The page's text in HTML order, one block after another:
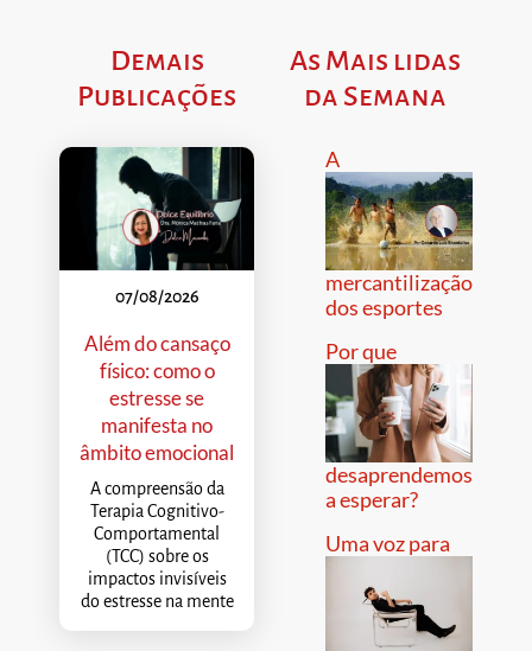
Demais
Publicações
07/08/2026
Além do cansaço
físico: como o
estresse se
manifesta no
âmbito emocional
A compreensão da
Terapia Cognitivo-
Comportamental
(TCC) sobre os
impactos invisíveis
do estresse na mente
As Mais lidas
da Semana
A
mercantilização
dos esportes
Por que
desaprendemos
a esperar?
Uma voz para